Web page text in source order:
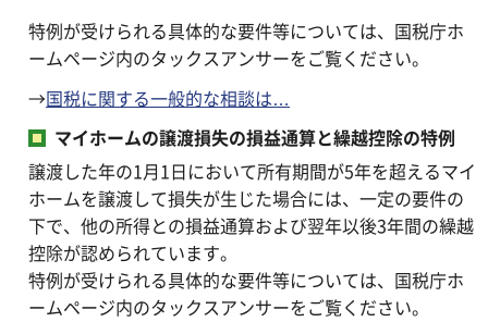
特例が受けられる具体的な要件等については、国税庁ホ
ームページ内のタックスアンサーをご覧ください。
→国税に関する一般的な相談は…
マイホームの譲渡損失の損益通算と繰越控除の特例
譲渡した年の1月1日において所有期間が5年を超えるマイ
ホームを譲渡して損失が生じた場合には、一定の要件の
下で、他の所得との損益通算および翌年以後3年間の繰越
控除が認められています。
特例が受けられる具体的な要件等については、国税庁ホ
ームページ内のタックスアンサーをご覧ください。